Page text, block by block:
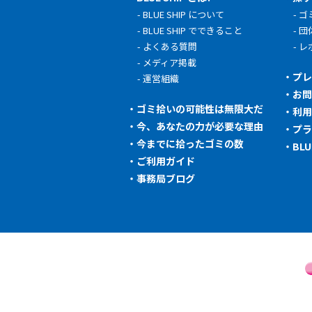
BLUE SHIP について
BLUE SHIP でできること
よくある質問
メディア掲載
運営組織
ゴミ拾いの可能性は無限大だ
今、あなたの力が必要な理由
今までに拾ったゴミの数
ご利用ガイド
事務局ブログ
ゴ
団
レ
プ
お
利
プ